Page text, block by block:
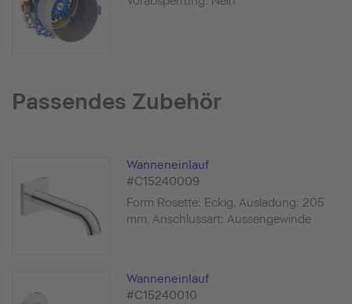
Passendes Zubehör
Wanneneinlauf
#C15240009
Form Rosette: Eckig, Ausladung: 205
mm, Anschlussart: Aussengewinde
Wanneneinlauf
#C15240010